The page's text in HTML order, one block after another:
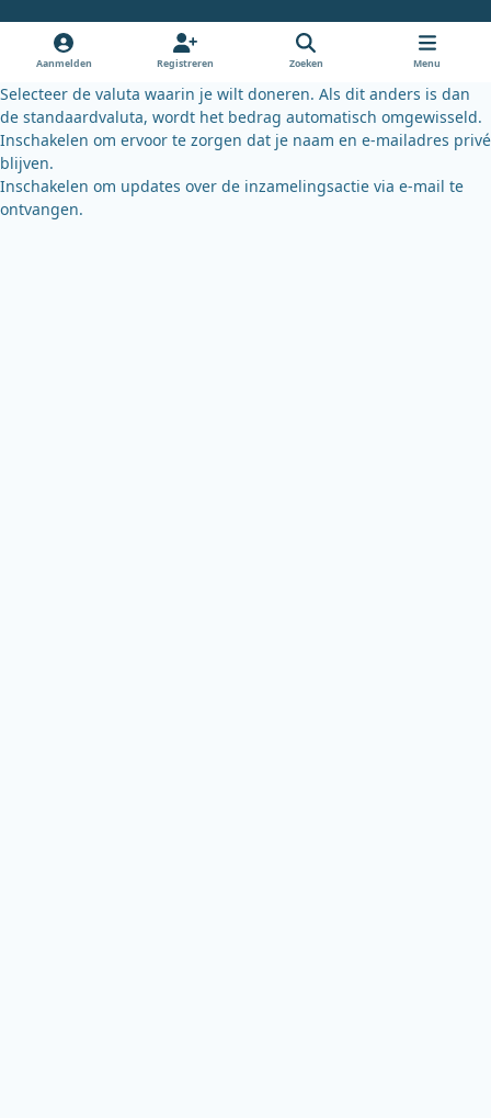
k
k
y
Aanmelden Registreren Zoeken Menu
Selecteer de valuta waarin je wilt doneren. Als dit anders is dan
de standaardvaluta, wordt het bedrag automatisch omgewisseld.
Inschakelen om ervoor te zorgen dat je naam en e-mailadres privé
blijven.
Inschakelen om updates over de inzamelingsactie via e-mail te
ontvangen.